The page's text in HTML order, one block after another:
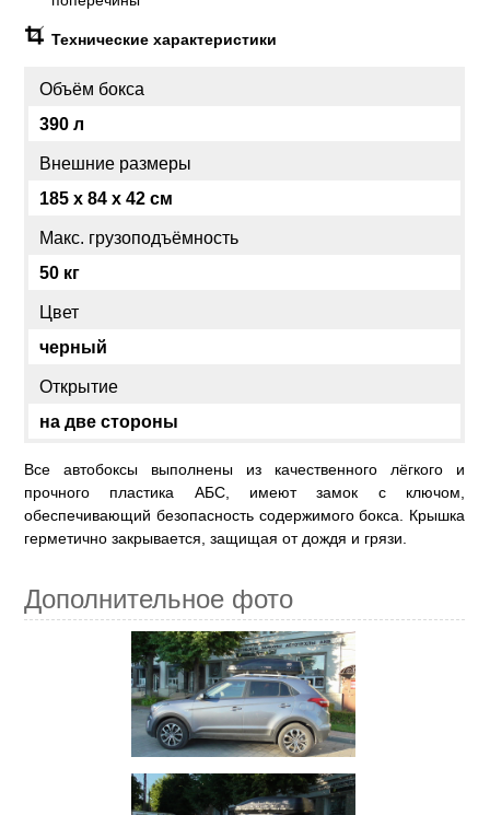
Технические характеристики
Объём бокса
390 л
Внешние размеры
185 x 84 x 42 см
Макс. грузоподъёмность
50 кг
Цвет
черный
Открытие
на две стороны
Все автобоксы выполнены из качественного лёгкого и
прочного пластика АБС, имеют замок с ключом,
обеспечивающий безопасность содержимого бокса. Крышка
герметично закрывается, защищая от дождя и грязи.
Дополнительное фото